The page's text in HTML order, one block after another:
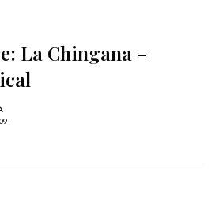
La Chingana –